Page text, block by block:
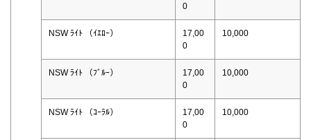
0
NSW ﾗｲﾄ （ｲｴﾛｰ）
17,00
0
10,000
NSW ﾗｲﾄ （ﾌﾞﾙｰ）
17,00
0
10,000
NSW ﾗｲﾄ （ｺｰﾗﾙ）
17,00
0
10,000